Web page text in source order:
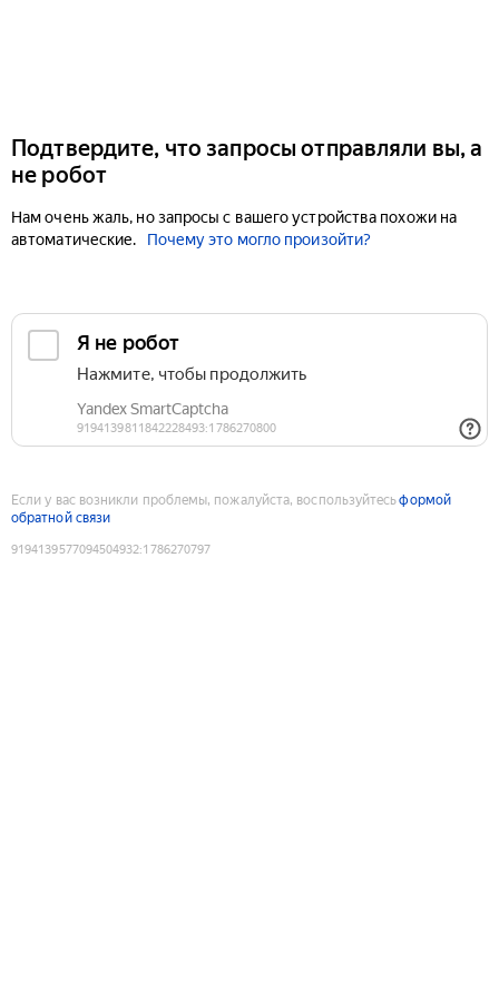
Подтвердите, что запросы отправляли вы, а
не робот
Нам очень жаль, но запросы с вашего устройства похожи на
автоматические.
Почему это могло произойти?
Если у вас возникли проблемы, пожалуйста, воспользуйтесьформой
обратной связи
9194139577094504932:1786270797